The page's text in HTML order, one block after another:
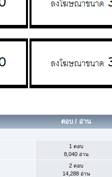
ตอบ/ อ่าน
1 ตอบ
8,040 อ่าน
2 ตอบ
14,288 อ่าน